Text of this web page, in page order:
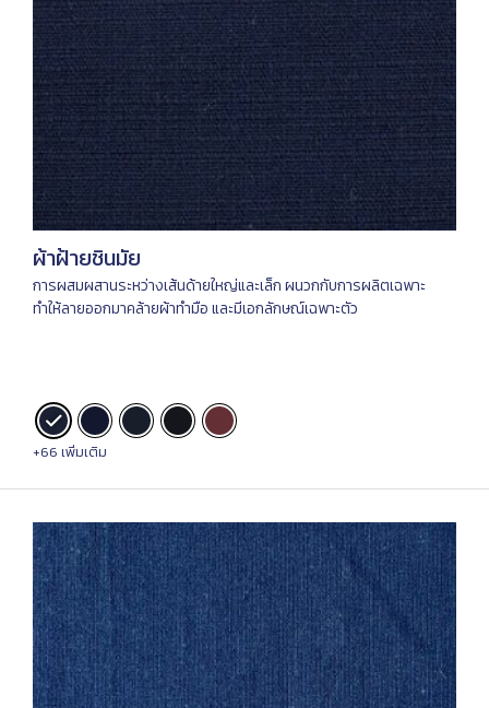
ผ้าฝ้ายชินมัย
การผสมผสานระหว่างเส้นด้ายใหญ่และเล็ก ผนวกกับการผลิตเฉพาะ
ทำให้ลายออกมาคล้ายผ้าทำมือ และมีเอกลักษณ์เฉพาะตัว
+66 เพิ่มเติม